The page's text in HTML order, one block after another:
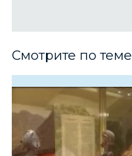
Смотрите по теме